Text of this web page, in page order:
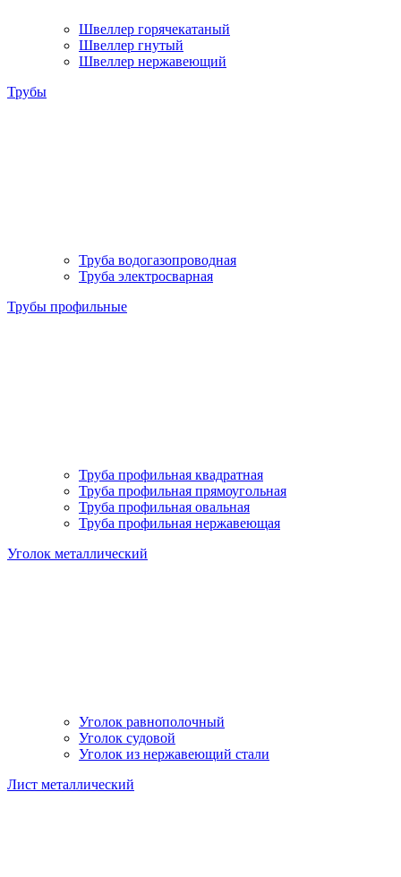
Швеллер горячекатаный
Швеллер гнутый
Швеллер нержавеющий
Трубы
Труба водогазопроводная
Труба электросварная
Трубы профильные
Труба профильная квадратная
Труба профильная прямоугольная
Труба профильная овальная
Труба профильная нержавеющая
Уголок металлический
Уголок равнополочный
Уголок судовой
Уголок из нержавеющий стали
Лист металлический